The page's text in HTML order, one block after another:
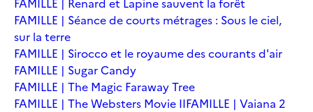
FAMILLE | Séance de courts métrages : Sous le ciel,
sur la terre
FAMILLE | Sirocco et le royaume des courants d'air
FAMILLE | Sugar Candy
FAMILLE | The Magic Faraway Tree
FAMILLE | The Websters Movie IIFAMILLE | Vaiana 2